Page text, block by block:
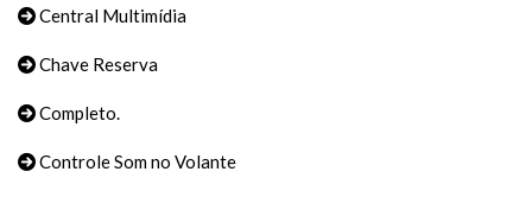
Central Multimídia
Chave Reserva
Completo.
Controle Som no Volante